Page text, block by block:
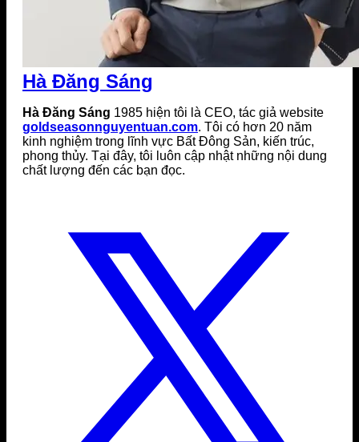
Hà Đăng Sáng
Hà Đăng Sáng 1985 hiện tôi là CEO, tác giả website
goldseasonnguyentuan.com. Tôi có hơn 20 năm
kinh nghiệm trong lĩnh vực Bất Đông Sản, kiến trúc,
phong thủy. Tại đây, tôi luôn cập nhật những nội dung
chất lượng đến các bạn đọc.